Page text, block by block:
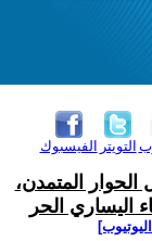
الفيسبوك التويتر
الحوار المتمدن،
اليساري الحر